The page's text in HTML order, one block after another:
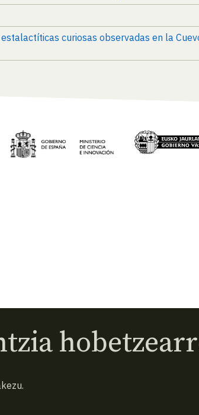
curiosas observadas en la